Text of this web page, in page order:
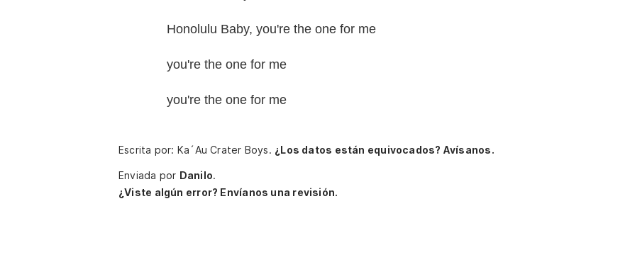
Honolulu Baby, you're the one for me
you're the one for me
you're the one for me
Escrita por: Ka´Au Crater Boys. ¿Los datos están equivocados? Avísanos.
Enviada por Danilo.
¿Viste algún error? Envíanos una revisión.